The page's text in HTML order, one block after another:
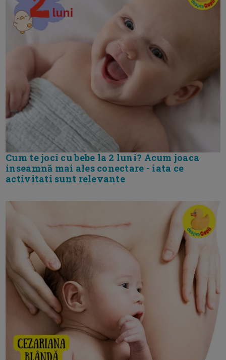
Cum te joci cu bebe la 2 luni? Acum joaca
inseamnă mai ales conectare - iata ce
activitati sunt relevante